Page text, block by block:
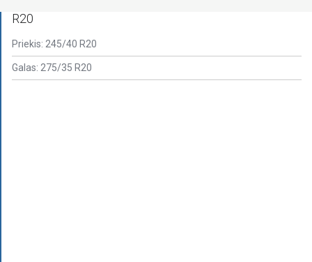
R20
Priekis: 245/40 R20
Galas: 275/35 R20